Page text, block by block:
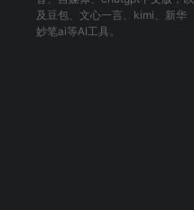
及 豆包、 文心一言 、 kimi 、 新华
妙笔ai等AI工具。